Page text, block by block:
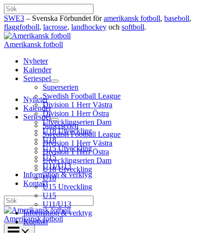
Hoppa
till
innehåll
Sök
SWE3 – Svenska Förbundet föramerikansk fotboll, baseboll,
flaggfotboll, lacrosse, landhockey och softboll.
Amerikansk fotboll
Nyheter
Kalender
Seriespel
Superserien
Swedish Football League
Division 1 Herr Västra
Division 1 Herr Östra
Utvecklingserien Dam
U18 Utveckling
U18
U15 Utveckling
U15
U11/U13
Information & verktyg
Kontakt
Sök
Amerikansk fotboll
Nyheter
Kalender
Seriespel
Superserien
Swedish Football League
Division 1 Herr Västra
Division 1 Herr Östra
Utvecklingserien Dam
U18 Utveckling
U18
U15 Utveckling
U15
U11/U13
Information & verktyg
Kontakt